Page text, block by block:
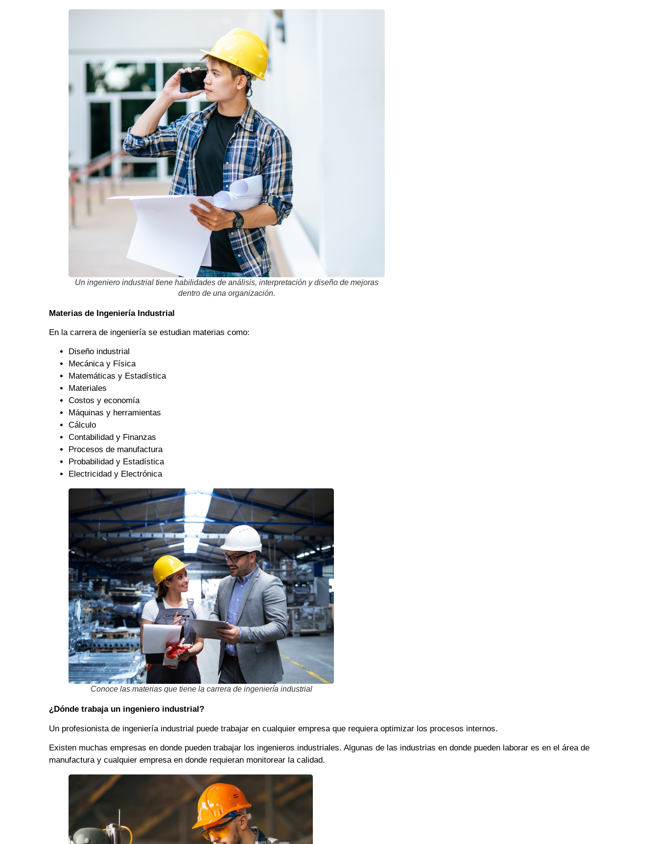
Un ingeniero industrial tiene habilidades de análisis, interpretación y diseño de mejoras
dentro de una organización.
Materias de Ingeniería Industrial
En la carrera de ingeniería se estudian materias como:
Diseño industrial
Mecánica y Física
Matemáticas y Estadística
Materiales
Costos y economía
Máquinas y herramientas
Cálculo
Contabilidad y Finanzas
Procesos de manufactura
Probabilidad y Estadística
Electricidad y Electrónica
Conoce las materias que tiene la carrera de ingeniería industrial
¿Dónde trabaja un ingeniero industrial?
Un profesionista de ingeniería industrial puede trabajar en cualquier empresa que requiera optimizar los procesos internos.
Existen muchas empresas en donde pueden trabajar los ingenieros industriales. Algunas de las industrias en donde pueden laborar es en el área de
manufactura y cualquier empresa en donde requieran monitorear la calidad.